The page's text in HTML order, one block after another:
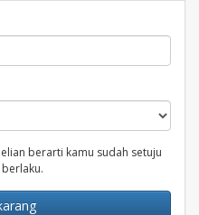
berarti kamu sudah setuju